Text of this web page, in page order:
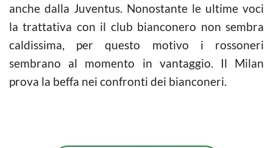
anche dalla Juventus. Nonostante le ultime voci
la trattativa con il club bianconero non sembra
caldissima, per questo motivo i rossoneri
sembrano al momento in vantaggio. Il Milan
prova la beffa nei confronti dei bianconeri.